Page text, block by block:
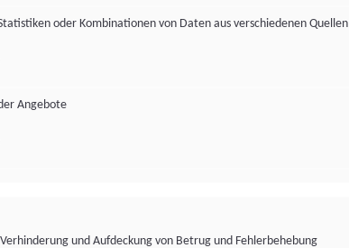
oder Kombinationen von Daten aus verschiedenen Quellen
Angebote
und Aufdeckung von Betrug und Fehlerbehebung